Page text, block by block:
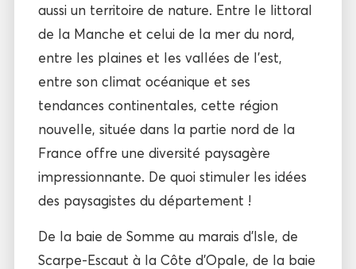
aussi un territoire de nature. Entre le littoral
de la Manche et celui de la mer du nord,
entre les plaines et les vallées de l’est,
entre son climat océanique et ses
tendances continentales, cette région
nouvelle, située dans la partie nord de la
France offre une diversité paysagère
impressionnante. De quoi stimuler les idées
des paysagistes du département !
De la baie de Somme au marais d’Isle, de
Scarpe-Escaut à la Côte d’Opale, de la baie